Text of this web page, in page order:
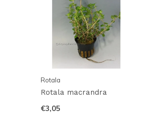
Rotala
Rotala macrandra
€3,05